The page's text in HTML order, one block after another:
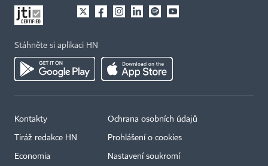
Stáhněte si aplikaci HN
Kontakty
Tiráž redakce HN
Economia
Ochrana osobních údajů
Prohlášení o cookies
Nastavení soukromí